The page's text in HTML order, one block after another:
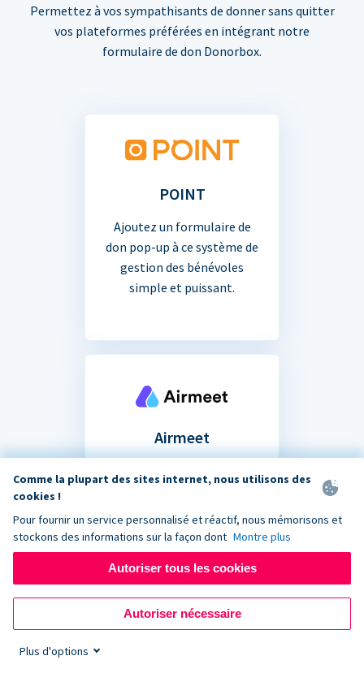
Permettez à vos sympathisants de donner sans quitter
vos plateformes préférées en intégrant notre
formulaire de don Donorbox.
POINT
Ajoutez un formulaire de
don pop-up à ce système de
gestion des bénévoles
simple et puissant.
Airmeet
de don dans le chat de votre
collecte de fonds virtuel.
Comme la plupart des sites internet, nous utilisons des
cookies !
Pour fournir un service personnalisé et réactif, nous mémorisons et
stockons des informations sur la façon dont Montre plus
Autoriser tous les cookies
Autoriser nécessaire
Plus d'options